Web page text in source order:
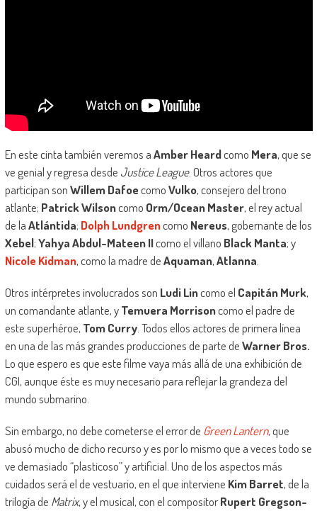
En este cinta también veremos aAmber Heardcomo Mera, que se
ve genial y regresa desde Justice League. Otros actores que
participan sonWillem DafoecomoVulko, consejero del trono
atlante; Patrick Wilsoncomo Orm/Ocean Master, el rey actual
de laAtlántida; Dolph Lundgrencomo Nereus, gobernante de los
Xebel;Yahya Abdul-Mateen IIcomo el villano Black Manta; y
Nicole Kidman, como la madre deAquaman,Atlanna.
Otros intérpretes involucrados son Ludi Lincomo el Capitán Murk,
un comandante atlante, yTemuera Morrisoncomo el padre de
este superhéroe, Tom Curry. Todos ellos actores de primera línea
en una de las más grandes producciones de parte deWarner Bros.
Lo que espero es que este filme vaya más allá de una exhibición de
CGI, aunque éste es muy necesario para reflejar la grandeza del
mundo submarino.
Sin embargo, no debe cometerse el error de Green Lantern, que
abusó mucho de dicho recurso y es por lo mismo que a veces todo se
ve demasiado “plasticoso” y artificial. Uno de los aspectos más
cuidados será el de vestuario, en el que interviene Kim Barret, de la
trilogía de Matrix, y el musical, con el compositorRupert Gregson-